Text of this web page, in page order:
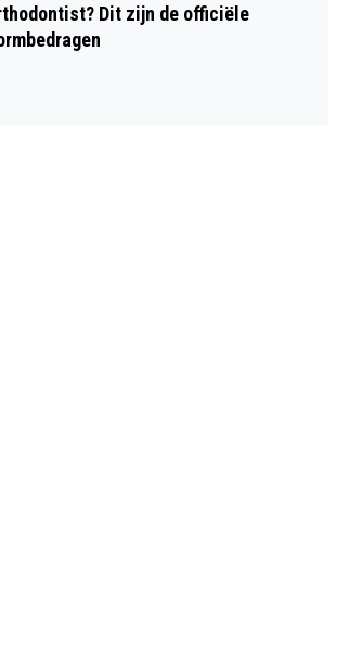
Dit zijn de officiële